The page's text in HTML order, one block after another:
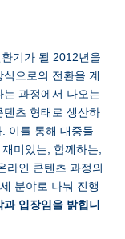
기가 될 2012년을
으로의 전환을 계
과정에서 나오는
텐츠 형태로 생산하
이를 통해 대중들
미있는, 함께하는,
라인 콘텐츠 과정의
분야로 나눠 진행
입장임을 밝힙니
5